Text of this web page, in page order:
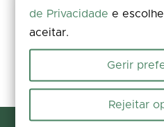
Mantém este
Avalia, comenta e partilha fotos.
terreno? Reporta a ocorrência em
Reportar e contribuir
de Privacidade e
aceitar.
Gerir
Rejeitar